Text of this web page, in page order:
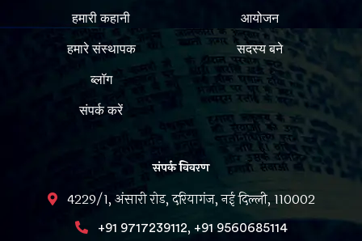
हमारी कहानी
हमारे संस्थापक
ब्लॉग
संपर्क करें
आयोजन
सदस्य बने
संपर्क विवरण
4229/1, अंसारी रोड, दरियागंज, नई दिल्ली, 110002
+91 9717239112, +91 9560685114